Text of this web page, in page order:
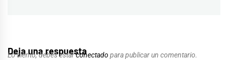
Deja una respuesta
Lo siento, debes estarconectado para publicar un comentario.